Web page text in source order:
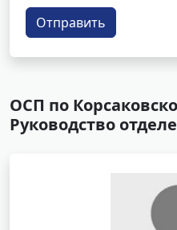
Отправить
ОСП по
Руководство